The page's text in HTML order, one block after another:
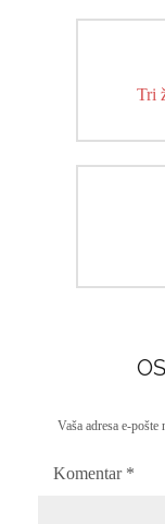
članka
Tri
Vaša adresa e-pošte
Komentar *